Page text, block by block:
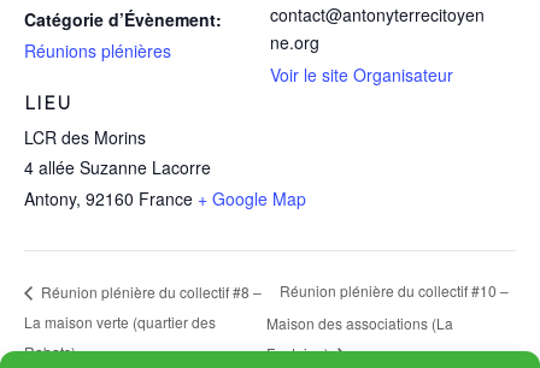
Catégorie d’Évènement:
Réunions plénières
LIEU
LCR des Morins
4 allée Suzanne Lacorre
Antony, 92160 France + Google Map
contact@antonyterrecitoyen
ne.org
Voir le site Organisateur
Réunion plénière du collectif #8 –
La maison verte (quartier des
Rabats)
Réunion plénière du collectif #10 –
Maison des associations (La
Fontaine)